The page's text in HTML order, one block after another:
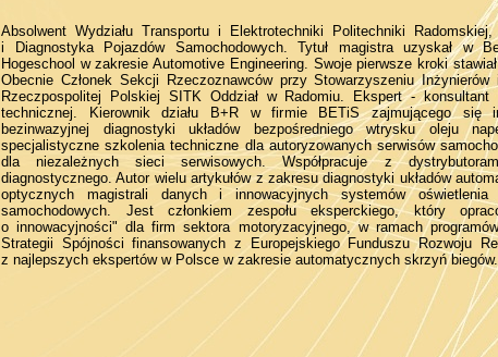
Absolwent Wydziału Transportu i Elektrotechniki Politechniki
i Diagnostyka Pojazdów Samochodowych. Tytuł magistra uzyskał w
Hogeschool w zakresie Automotive Engineering. Swoje pierwsze kroki
Obecnie Członek Sekcji Rzeczoznawców przy Stowarzyszeniu
Rzeczpospolitej Polskiej SITK Oddział w Radomiu. Ekspert - konsultant
technicznej. Kierownik działu B+R w firmie BETiS zajmującego się
bezinwazyjnej diagnostyki układów bezpośredniego wtrysku oleju
specjalistyczne szkolenia techniczne dla autoryzowanych serwisów
dla niezależnych sieci serwisowych. Współpracuje z
diagnostycznego. Autor wielu artykułów z zakresu diagnostyki układów
optycznych magistrali danych i innowacyjnych systemów oświetlenia
samochodowych. Jest członkiem zespołu eksperckiego, który
o innowacyjności" dla firm sektora motoryzacyjnego, w ramach
Strategii Spójności finansowanych z Europejskiego Funduszu Rozwoju
z najlepszych ekspertów w Polsce w zakresie automatycznych skrzyń biegów.